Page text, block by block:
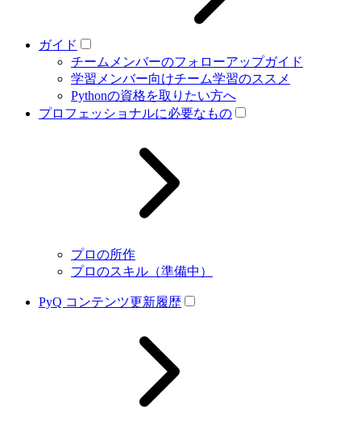
ガイド
チームメンバーのフォローアップガイド
学習メンバー向けチーム学習のススメ
Pythonの資格を取りたい方へ
プロフェッショナルに必要なもの
プロの所作
プロのスキル（準備中）
PyQ コンテンツ更新履歴